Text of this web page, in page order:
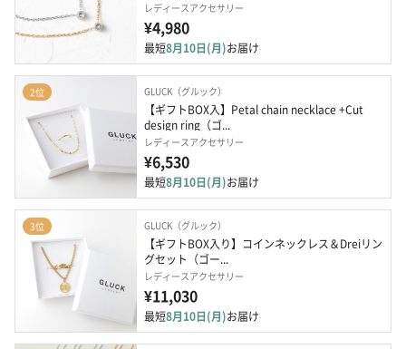
レディースアクセサリー
¥4,980
最短8月10日(月)お届け
2位 GLUCK（グルック）
【ギフトBOX入】Petal chain necklace +Cut
design ring（ゴ...
レディースアクセサリー
¥6,530
最短8月10日(月)お届け
3位 GLUCK（グルック）
【ギフトBOX入り】コインネックレス＆Dreiリン
グセット（ゴー...
レディースアクセサリー
¥11,030
最短8月10日(月)お届け